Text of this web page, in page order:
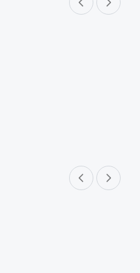
Parceiro anterior
Próximo